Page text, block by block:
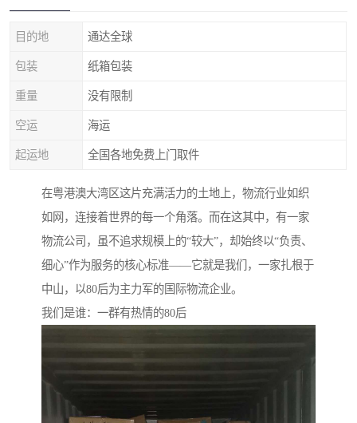
目的地 通达全球
包装 纸箱包装
重量 没有限制
空运 海运
起运地 全国各地免费上门取件
在粤港澳大湾区这片充满活力的土地上，物流行业如织
如网，连接着世界的每一个角落。而在这其中，有一家
物流公司，虽不追求规模上的“较大”，却始终以“负责、
细心”作为服务的核心标准——它就是我们，一家扎根于
中山，以80后为主力军的国际物流企业。
我们是谁：一群有热情的80后